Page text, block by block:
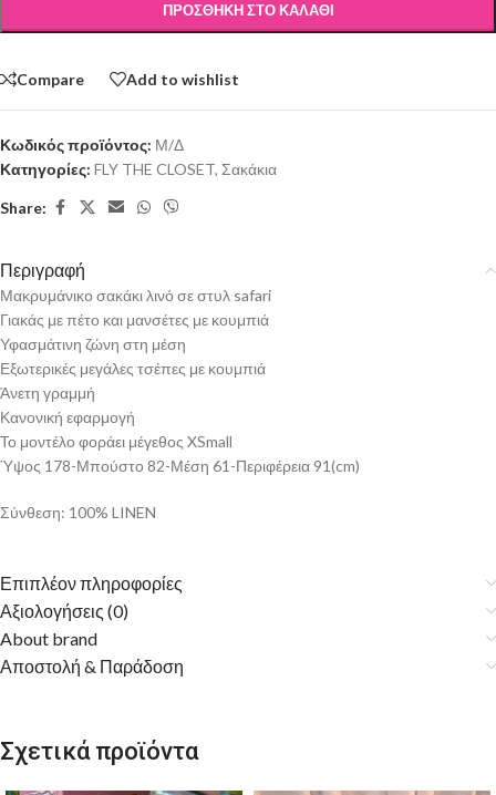
ΠΡΟΣΘΉΚΗ ΣΤΟ ΚΑΛΆΘΙ
Compare Add to wishlist
Κωδικός προϊόντος: Μ/Δ
Κατηγορίες: FLY THE CLOSET, Σακάκια
Share:
Περιγραφή
Μακρυμάνικο σακάκι λινό σε στυλ safari
Γιακάς με πέτο και μανσέτες με κουμπιά
Υφασμάτινη ζώνη στη μέση
Εξωτερικές μεγάλες τσέπες με κουμπιά
Άνετη γραμμή
Κανονική εφαρμογή
Το μοντέλο φοράει μέγεθος XSmall
Ύψος 178-Μπούστο 82-Μέση 61-Περιφέρεια 91(cm)
Σύνθεση: 100% LINEN
Επιπλέον πληροφορίες
Αξιολογήσεις (0)
About brand
Αποστολή & Παράδοση
Σχετικά προϊόντα